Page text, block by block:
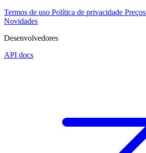
Termos de uso Política de privacidade Preços
Novidades
Desenvolvedores
API docs